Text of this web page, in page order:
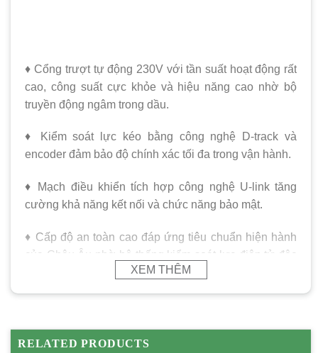
♦ Cổng trượt tự động 230V với tần suất hoạt động rất
cao, công suất cực khỏe và hiệu năng cao nhờ bộ
truyền động ngâm trong dầu.
♦ Kiểm soát lực kéo bằng công nghệ D-track và
encoder đảm bảo độ chính xác tối đa trong vận hành.
♦ Mạch điều khiển tích hợp công nghệ U-link tăng
cường khả năng kết nối và chức năng bảo mật.
♦ Cấp độ an toàn cao đáp ứng tiêu chuẩn hiện hành
của Châu Âu nhờ hệ thống kiểm soát lực điện tử độc
đáo tích hợp trong mạch điều khiển.
Công nghệ lực biến thiên theo hành trình. Mạch điều
XEM THÊM
RELATED PRODUCTS